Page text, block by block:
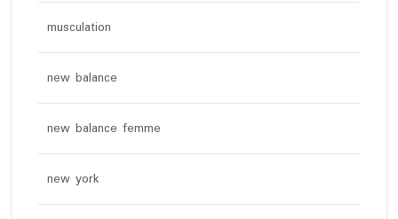
musculation
new balance
new balance femme
new york